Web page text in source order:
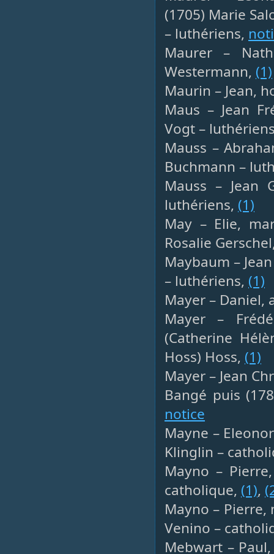
(1705) Marie
– luthériens,
Maurer –
Westermann, (1)
Maurin – Jean,
Maus – Jean
Vogt –
Mauss –
Buchmann –
Mauss – Jean
luthériens, (1)
May – Elie,
Rosalie
Maybaum –
– luthériens, (1)
Mayer – Daniel,
Mayer –
(Catherine
Hoss) Hoss, (1)
Mayer – Jean
Bangé puis
notice
Mayne –
Klinglin –
Mayno –
catholique, (1),
Mayno –
Venino –
Mebwart –